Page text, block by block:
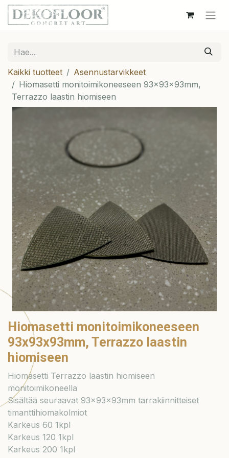
Kaikki tuotteet
Asennustarvikkeet
Hiomasetti monitoimikoneeseen 93x93x93mm,
Terrazzo laastin hiomiseen
Hiomasetti monitoimikoneeseen
93x93x93mm, Terrazzo laastin
hiomiseen
Hiomasetti Terrazzo laastin hiomiseen
monitoimikoneella
Sisältää seuraavat 93x93x93mm tarrakiinnitteiset
timanttihiomakolmiot
Karkeus 60 1kpl
Karkeus 120 1kpl
Karkeus 200 1kpl